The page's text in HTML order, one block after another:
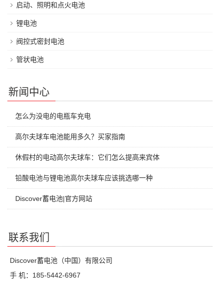
启动、照明和点火电池
锂电池
阀控式密封电池
管状电池
新闻中心
怎么为没电的电瓶车充电
高尔夫球车电池能用多久？买家指南
休假村的电动高尔夫球车：它们怎么提高来宾体
铅酸电池与锂电池高尔夫球车应该挑选哪一种
Discover蓄电池|官方网站
联系我们
Discover蓄电池（中国）有限公司
手 机：185-5442-6967